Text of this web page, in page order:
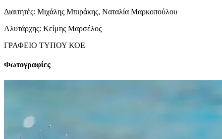
Διαιτητές: Μιχάλης Μπιράκης, Ναταλία Μαρκοπούλου
Αλυτάρχης: Κείμης Μαρσέλος
ΓΡΑΦΕΙΟ ΤΥΠΟΥ ΚΟΕ
Φωτογραφίες